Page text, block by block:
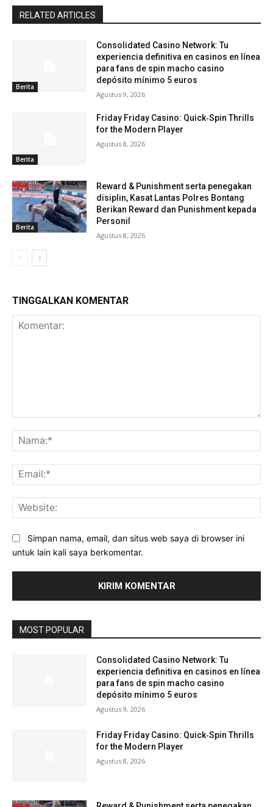
RELATED ARTICLES
Berita
Consolidated Casino Network: Tu
experiencia definitiva en casinos en línea
para fans de spin macho casino
depósito mínimo 5 euros
Agustus 9, 2026
Berita
Friday Friday Casino: Quick‑Spin Thrills
for the Modern Player
Agustus 8, 2026
Berita
Reward & Punishment serta penegakan
disiplin, Kasat Lantas Polres Bontang
Berikan Reward dan Punishment kepada
Personil
Agustus 8, 2026
TINGGALKAN KOMENTAR
Simpan nama, email, dan situs web saya di browser ini
untuk lain kali saya berkomentar.
MOST POPULAR
Consolidated Casino Network: Tu
experiencia definitiva en casinos en línea
para fans de spin macho casino
depósito mínimo 5 euros
Agustus 9, 2026
Friday Friday Casino: Quick‑Spin Thrills
for the Modern Player
Agustus 8, 2026